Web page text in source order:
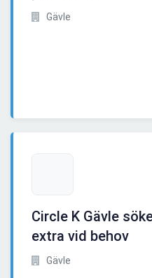
Gävle
Circle K Gävle
extra vid behov
Gävle